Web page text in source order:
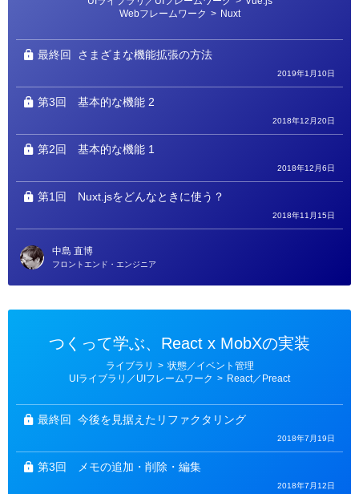
ー
Webフレームワーク > Nuxt
最終回 さまざまな機能拡張の方法
2019年1月10日
第3回 基本的な機能 2
2018年12月20日
第2回 基本的な機能 1
2018年12月6日
第1回 Nuxt.jsをどんなときに使う？
2018年11月15日
中島 直博
フロントエンド・エンジニア
つくって学ぶ、React x MobXの実装
ー
ライブラリ > 状態／イベント管理
UIライブラリ／UIフレームワーク > React／Preact
最終回 今後を見据えたリファクタリング
2018年7月19日
第3回 メモの追加・削除・編集
2018年7月12日